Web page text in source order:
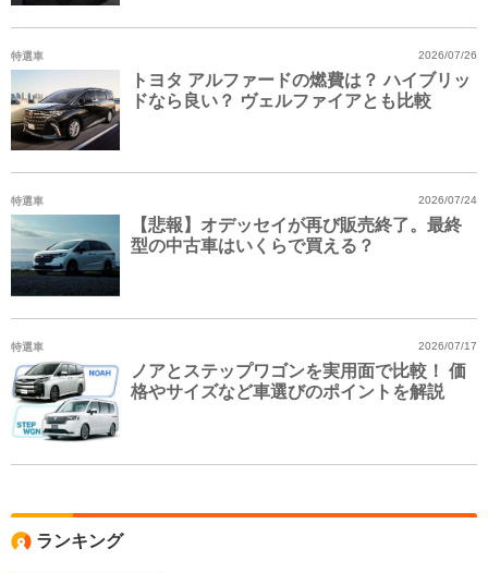
特選車
トヨタ アルファードの燃費は？ ハイブリッ
ドなら良い？ ヴェルファイアとも比較
2026/07/26
特選車
【悲報】オデッセイが再び販売終了。最終
型の中古車はいくらで買える？
2026/07/24
特選車
ノアとステップワゴンを実用面で比較！ 価
格やサイズなど車選びのポイントを解説
2026/07/17
ランキング